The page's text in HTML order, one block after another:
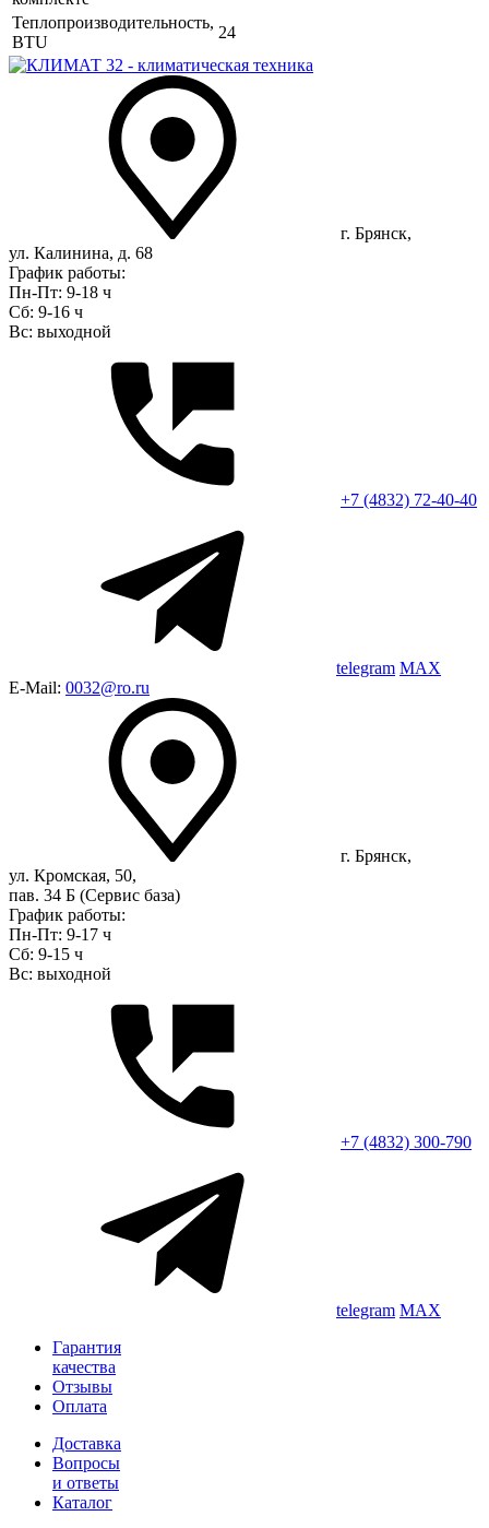
Теплопроизводительность,
BTU
24
г. Брянск,
ул. Калинина, д. 68
График работы:
Пн-Пт: 9-18 ч
Сб: 9-16 ч
Вс: выходной
+7 (4832) 72-40-40
telegram MAX
E-Mail: 0032@ro.ru
г. Брянск,
ул. Кромская, 50,
пав. 34 Б (Сервис база)
График работы:
Пн-Пт: 9-17 ч
Сб: 9-15 ч
Вс: выходной
+7 (4832) 300-790
telegram MAX
Гарантия
качества
Отзывы
Оплата
Доставка
Вопросы
и ответы
Каталог